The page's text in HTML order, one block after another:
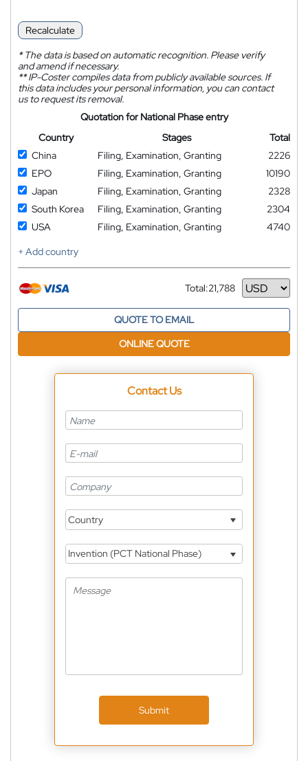
Recalculate
*The data is based on automatic recognition. Please verify
and amend if necessary.
**IP-Coster compiles data from publicly available sources. If
this data includes your personal information, you can contact
us to request its removal.
Quotation for National Phase entry
Country
Stages
Total
China
Filing, Examination, Granting
2226
EPO
Filing, Examination, Granting
10190
Japan
Filing, Examination, Granting
2328
South Korea
Filing, Examination, Granting
2304
USA
Filing, Examination, Granting
4740
+ Add country
Total:21,788
Currency
QUOTE TO EMAIL
ONLINE QUOTE
Contact Us
Country
Invention (PCT National Phase)
Submit